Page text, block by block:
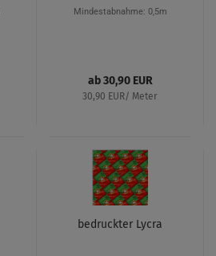
Mindestabnahme: 0,5m
ab 30,90 EUR
30,90 EUR/ Meter
bedruckter Lycra